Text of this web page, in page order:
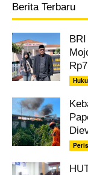
Berita Terbaru